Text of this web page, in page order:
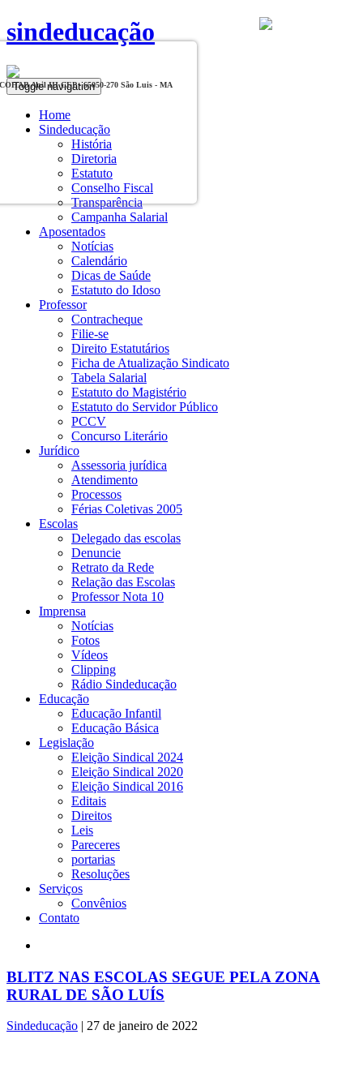
sindeducação
Toggle navigation
Home
Sindeducação
História
Diretoria
Estatuto
Conselho Fiscal
Transparência
Campanha Salarial
Aposentados
Notícias
Calendário
Dicas de Saúde
Estatuto do Idoso
Professor
Contracheque
Filie-se
Direito Estatutários
Ficha de Atualização Sindicato
Tabela Salarial
Estatuto do Magistério
Estatuto do Servidor Público
PCCV
Concurso Literário
Jurídico
Assessoria jurídica
Atendimento
Processos
Férias Coletivas 2005
Escolas
Delegado das escolas
Denuncie
Retrato da Rede
Relação das Escolas
Professor Nota 10
Imprensa
Notícias
Fotos
Vídeos
Clipping
Rádio Sindeducação
Educação
Educação Infantil
Educação Básica
Legislação
Eleição Sindical 2024
Eleição Sindical 2020
Eleição Sindical 2016
Editais
Direitos
Leis
Pareceres
portarias
Resoluções
Serviços
Convênios
Contato
BLITZ NAS ESCOLAS SEGUE PELA ZONA
RURAL DE SÃO LUÍS
Sindeducação | 27 de janeiro de 2022
COHAB Anil III CEP - 65050-270 São Luis - MA